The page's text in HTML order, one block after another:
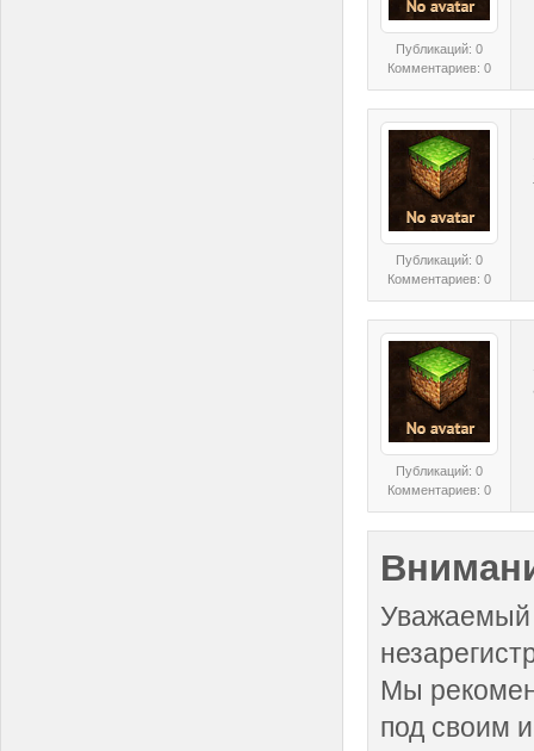
Публикаций: 0
Комментариев: 0
Публикаций: 0
Комментариев: 0
Публикаций: 0
Комментариев: 0
Уважаемый
Мы
под своим